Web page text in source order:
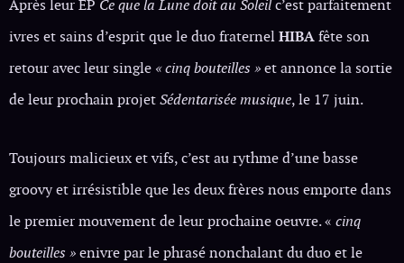
Après leur EP Ce que la Lune doit au Soleilc’est parfaitement
ivres et sains d’esprit que le duo fraternelHIBAfête son
retour avec leur single « cinq bouteilles »et annonce la sortie
de leur prochain projetSédentarisée musique, le 17 juin.
Toujours malicieux et vifs, c’est au rythme d’une basse
groovy et irrésistible que les deux frères nous emporte dans
le premier mouvement de leur prochaine oeuvre. « cinq
bouteilles »enivre par le phrasé nonchalant du duo et le